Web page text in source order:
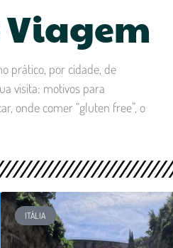
Viagem
prático, por cidade, de
visita: motivos para
onde comer “gluten free”, o
ITÁLIA